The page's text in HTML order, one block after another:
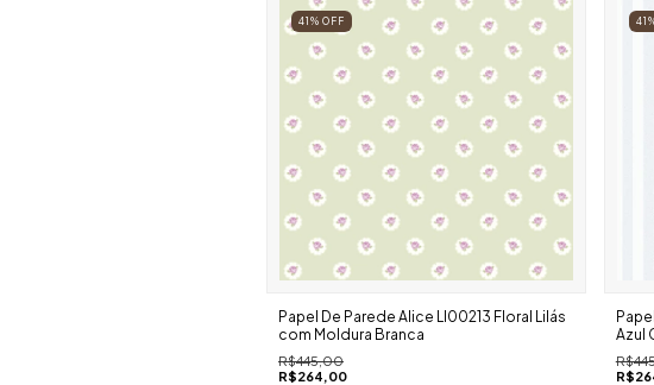
41 % OFF
Papel De Parede Alice Ll00213 Floral Lilás
com Moldura Branca
R$445,00
R$264,00
41
Azul